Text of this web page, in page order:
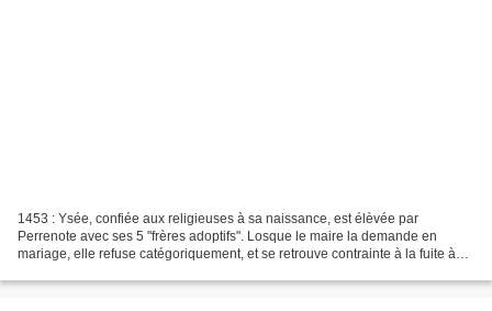
1453 : Ysée, confiée aux religieuses à sa naissance, est élèvée par
Perrenote avec ses 5 "frères adoptifs". Losque le maire la demande en
mariage, elle refuse catégoriquement, et se retrouve contrainte à la fuite à